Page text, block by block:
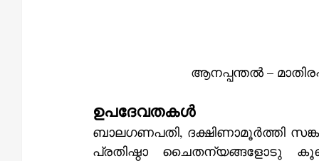
ആനപ്പന്തൽ –
ഉപദേവതകൾ
ബാലഗണപതി, ദക്ഷിണാമൂർത്തി
പ്രതിഷ്ഠാ ചൈതന്യങ്ങളോടു